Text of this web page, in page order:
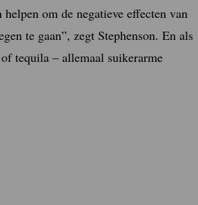
om de negatieve effecten van
te gaan”, zegt Stephenson. En als
tequila – allemaal suikerarme